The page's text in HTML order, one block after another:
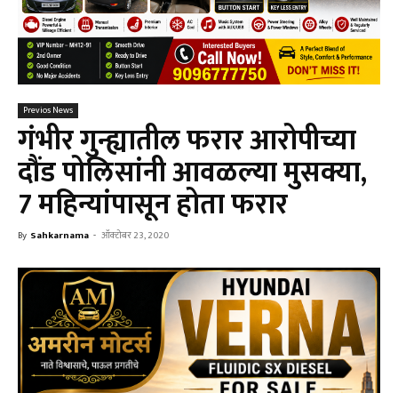
Previos News
गंभीर गुन्ह्यातील फरार आरोपीच्या
दौंड पोलिसांनी आवळल्या मुसक्या,
7 महिन्यांपासून होता फरार
By Sahkarnama - ऑक्टोबर 23, 2020